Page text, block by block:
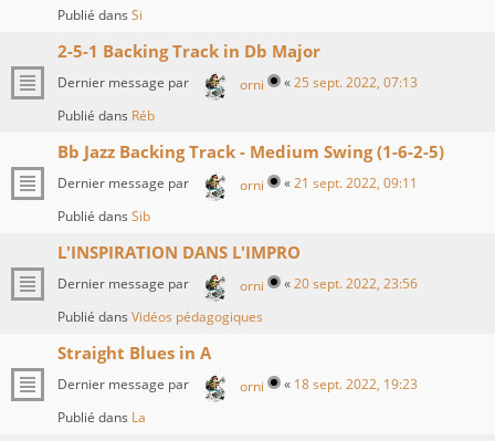
Publié dans Si
2-5-1 Backing Track in Db Major
Dernier message par orni «25 sept. 2022, 07:13
Publié dans Réb
Bb Jazz Backing Track - Medium Swing (1-6-2-5)
Dernier message par orni «21 sept. 2022, 09:11
Publié dans Sib
L'INSPIRATION DANS L'IMPRO
Dernier message par orni «20 sept. 2022, 23:56
Publié dans Vidéos pédagogiques
Straight Blues in A
Dernier message par orni « 18 sept. 2022, 19:23
Publié dans La